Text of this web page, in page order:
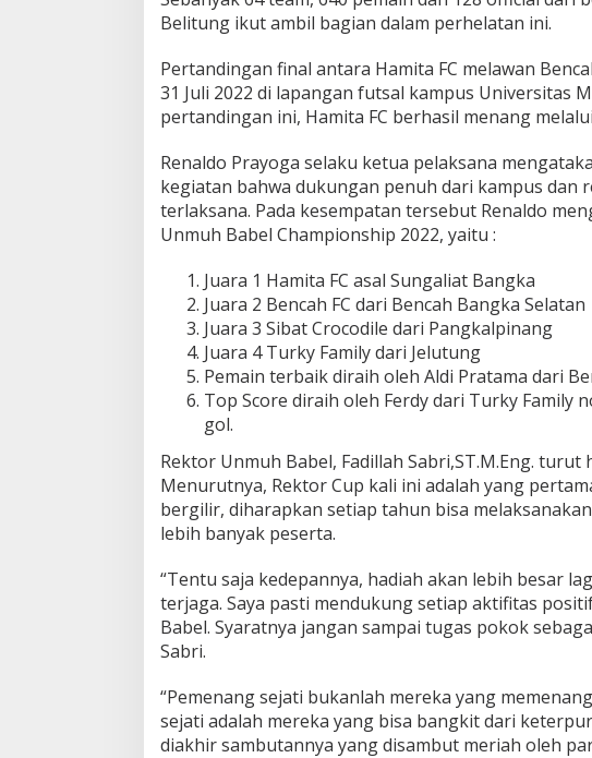
b
e
F
u
t
a
l
C
h
a
p
o
n
s
h
p
2
2
Belitung ikut ambil bagian dalam perhelatan ini.
Pertandingan final antara Hamita FC melawan
31 Juli 2022 di lapangan futsal kampus Universitas
pertandingan ini, Hamita FC berhasil menang
Renaldo Prayoga selaku ketua pelaksana
kegiatan bahwa dukungan penuh dari kampus dan
terlaksana. Pada kesempatan tersebut Renaldo
Unmuh Babel Championship 2022, yaitu :
Juara 1 Hamita FC asal Sungaliat Bangka
Juara 2 Bencah FC dari Bencah Bangka Selatan
Juara 3 Sibat Crocodile dari Pangkalpinang
Juara 4 Turky Family dari Jelutung
Pemain terbaik diraih oleh Aldi Pratama dari
Top Score diraih oleh Ferdy dari Turky Family
gol.
Rektor Unmuh Babel, Fadillah Sabri,ST.M.Eng.
Menurutnya, Rektor Cup kali ini adalah yang
bergilir, diharapkan setiap tahun bisa
lebih banyak peserta.
“Tentu saja kedepannya, hadiah akan lebih besar
terjaga. Saya pasti mendukung setiap aktifitas
Babel. Syaratnya jangan sampai tugas pokok
Sabri.
“Pemenang sejati bukanlah mereka yang
sejati adalah mereka yang bisa bangkit dari
diakhir sambutannya yang disambut meriah oleh